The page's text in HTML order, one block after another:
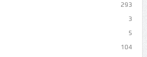
293
3
5
104